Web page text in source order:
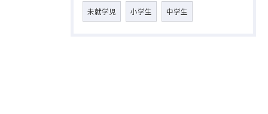
未就学児 小学生 中学生